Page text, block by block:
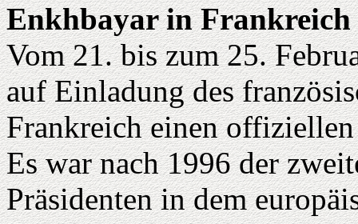
Enkhbayar in
Vom 21. bis zum 25.
auf Einladung des
Frankreich einen offiziellen
Es war nach 1996 der
Präsidenten in dem